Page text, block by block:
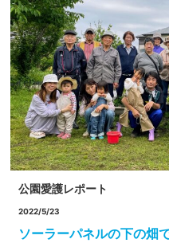
公園愛護レポート
2022/5/23
ソーラーパネルの下の畑